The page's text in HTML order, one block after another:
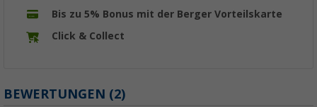
Bis zu 5% Bonus mit der Berger Vorteilskarte
Click & Collect
BEWERTUNGEN (2)